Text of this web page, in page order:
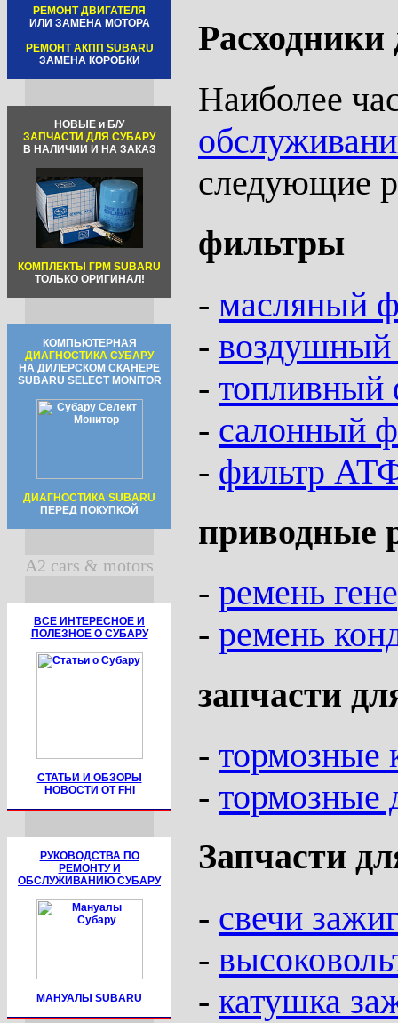
РЕМОНТ ДВИГАТЕЛЯ
ИЛИ ЗАМЕНА МОТОРА
РЕМОНТ АКПП SUBARU
ЗАМЕНА КОРОБКИ
НОВЫЕ и Б/У
ЗАПЧАСТИ ДЛЯ СУБАРУ
В НАЛИЧИИ И НА ЗАКАЗ
КОМПЛЕКТЫ ГРМ SUBARU
ТОЛЬКО ОРИГИНАЛ!
КОМПЬЮТЕРНАЯ
ДИАГНОСТИКА СУБАРУ
НА ДИЛЕРСКОМ СКАНЕРЕ
SUBARU SELECT MONITOR
ДИАГНОСТИКА SUBARU
ПЕРЕД ПОКУПКОЙ
A2 cars & motors
ВСЕ ИНТЕРЕСНОЕ И
ПОЛЕЗНОЕ О СУБАРУ
СТАТЬИ И ОБЗОРЫ
НОВОСТИ ОТ FHI
РУКОВОДСТВА ПО
РЕМОНТУ И
ОБСЛУЖИВАНИЮ СУБАРУ
МАНУАЛЫ SUBARU
Наиболее
следующие
фильтры
- масляный
- воздушный
- топливный
- салонный
- фильтр
приводные
- ремень
- ремень
запчасти
- тормозные
- тормозные
Запчасти
- свечи
-
- катушка